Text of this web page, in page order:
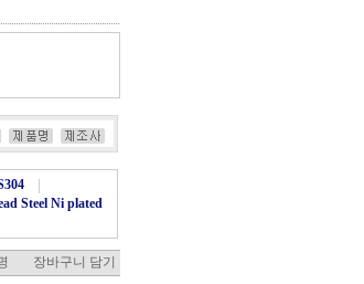
Steel Ni plated
장바구니 담기